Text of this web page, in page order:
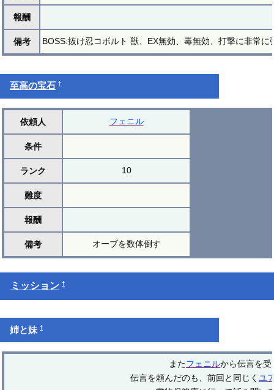
報酬
備考 BOSS:抜け忍コボルト 獣、EX無効、毒無効、打撃に非常
至高の宝石 †
依頼人 フェニル
条件
ランク 10
難度
報酬
備考 オーブを数体倒す
ミッション †
姉と妹†
またフェニルから伝言を受
伝言を頼んだのも、前回と同じく ユ